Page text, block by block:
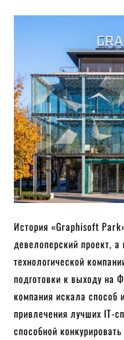
История «Graphisoft
девелоперский проект, а
технологической
подготовки к выходу на
компания искала способ
привлечения лучших IT-
способной